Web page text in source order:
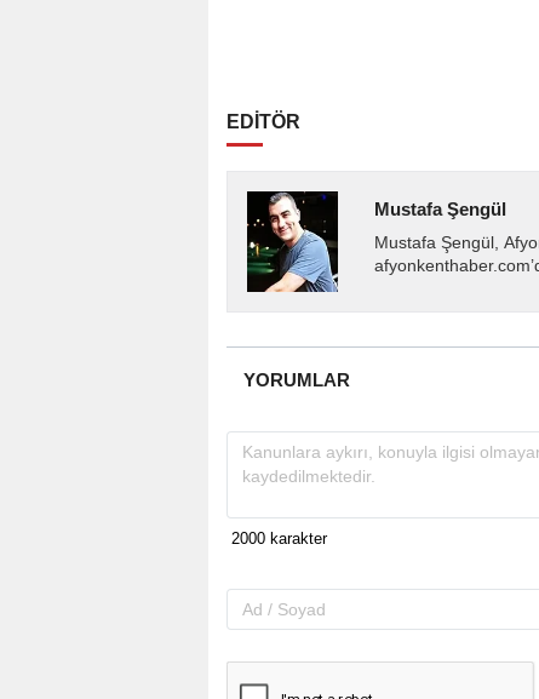
EDİTÖR
Mustafa Şengül
Mustafa Şengül,
YORUMLAR